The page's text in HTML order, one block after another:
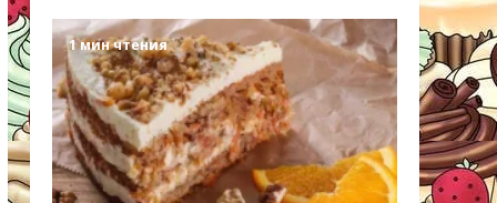
1 мин чтения